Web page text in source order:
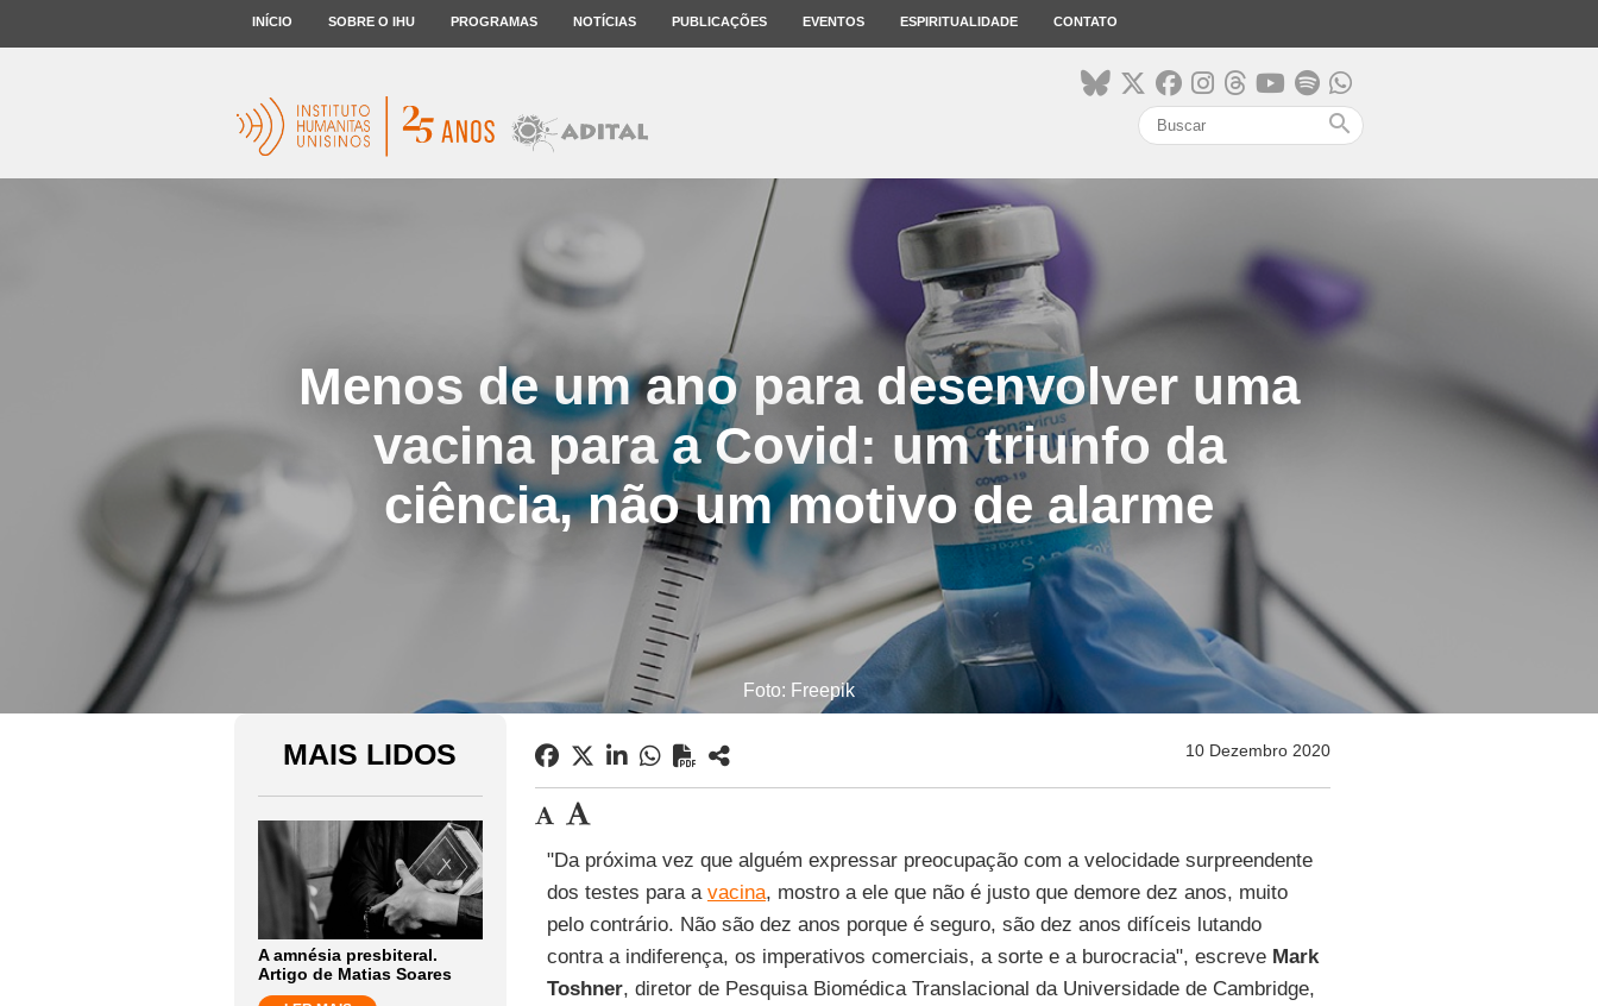
INÍCIO SOBRE O IHU PROGRAMAS NOTÍCIAS PUBLICAÇÕES EVENTOS ESPIRITUALIDADE CONTATO
search
Menos de um ano para desenvolver uma
vacina para a Covid: um triunfo da
ciência, não um motivo de alarme
Foto: Freepik
MAIS LIDOS
A amnésia presbiteral.
Artigo de Matias Soares
10 Dezembro 2020
"Da próxima vez que alguém expressar preocupação com a velocidade surpreendente
dos testes para a vacina, mostro a ele que não é justo que demore dez anos, muito
pelo contrário. Não são dez anos porque é seguro, são dez anos difíceis lutando
contra a indiferença, os imperativos comerciais, a sorte e a burocracia", escreve Mark
Toshner, diretor de Pesquisa Biomédica Translacional da Universidade de Cambridge,